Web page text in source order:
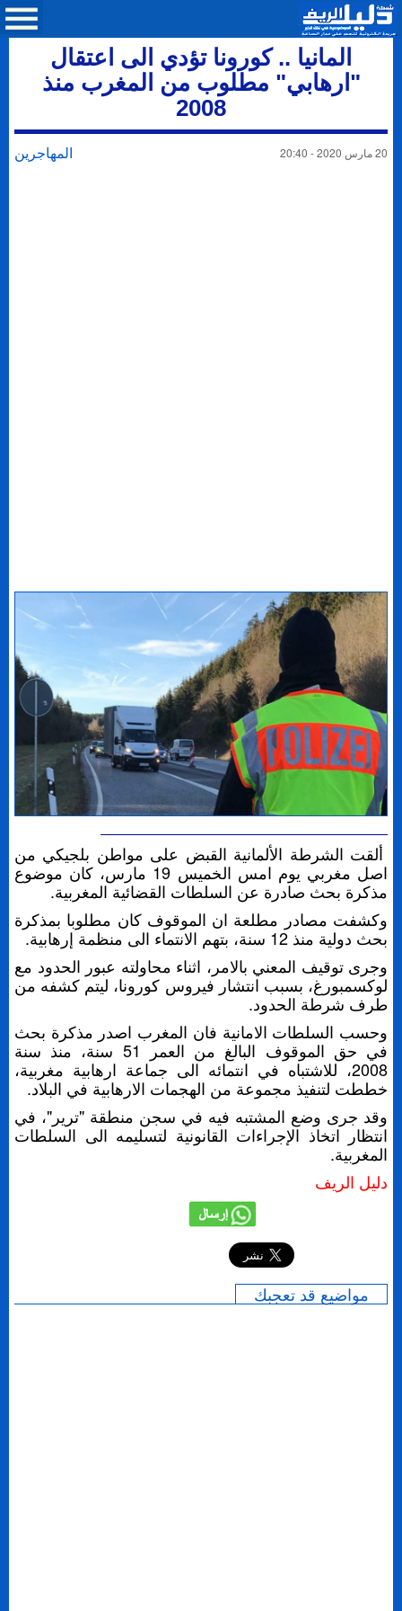
المانيا .. كورونا تؤدي الى اعتقال
"ارهابي" مطلوب من المغرب منذ
2008
المهاجرين 20 مارس 2020 - 20:40
ألقت الشرطة الألمانية القبض على مواطن بلجيكي من
اصل مغربي يوم امس الخميس 19 مارس، كان موضوع
مذكرة بحث صادرة عن السلطات القضائية المغربية.
وكشفت مصادر مطلعة ان الموقوف كان مطلوبا بمذكرة
بحث دولية منذ 12 سنة، بتهم الانتماء الى منظمة إرهابية.
وجرى توقيف المعني بالامر، اثناء محاولته عبور الحدود مع
لوكسمبورغ، بسبب انتشار فيروس كورونا، ليتم كشفه من
طرف شرطة الحدود.
وحسب السلطات الامانية فان المغرب اصدر مذكرة بحث
في حق الموقوف البالغ من العمر 51 سنة، منذ سنة
2008، للاشتباه في انتمائه الى جماعة ارهابية مغربية،
خططت لتنفيذ مجموعة من الهجمات الارهابية في البلاد.
وقد جرى وضع المشتبه فيه في سجن منطقة "ترير"، في
انتظار اتخاذ الإجراءات القانونية لتسليمه الى السلطات
المغربية.
دليل الريف
مواضيع قد تعجبك